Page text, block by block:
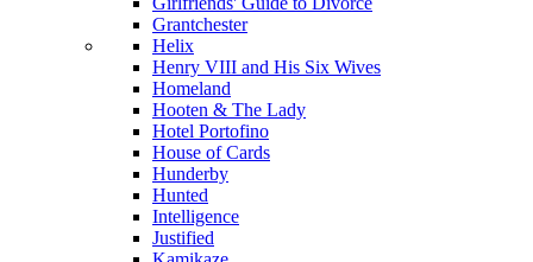
Grantchester
Helix
Henry VIII and His Six Wives
Homeland
Hooten & The Lady
Hotel Portofino
House of Cards
Hunderby
Hunted
Intelligence
Justified